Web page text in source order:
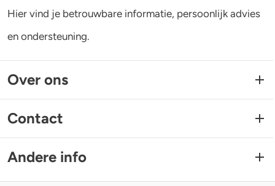
Hier vind je betrouwbare informatie, persoonlijk advies
en ondersteuning.
Over ons
Contact
Andere info